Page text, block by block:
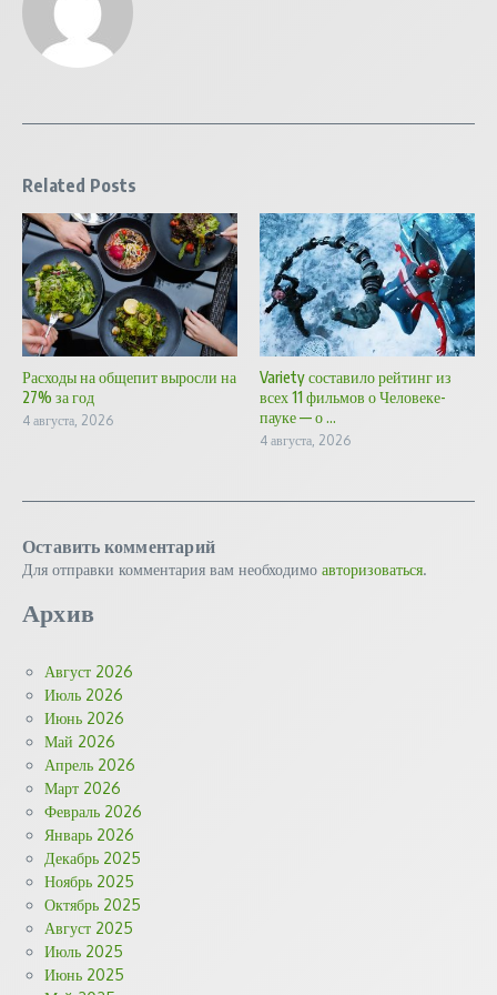
Related Posts
Расходы на общепит выросли на
27% за год
4 августа, 2026
Variety составило рейтинг из
всех 11 фильмов о Человеке-
пауке — о ...
4 августа, 2026
Оставить комментарий
Для отправки комментария вам необходимо авторизоваться.
Архив
Август 2026
Июль 2026
Июнь 2026
Май 2026
Апрель 2026
Март 2026
Февраль 2026
Январь 2026
Декабрь 2025
Ноябрь 2025
Октябрь 2025
Август 2025
Июль 2025
Июнь 2025